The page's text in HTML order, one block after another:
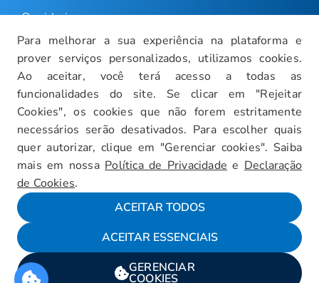
Para melhorar a sua experiência na plataforma e
prover serviços personalizados, utilizamos cookies.
Ao aceitar, você terá acesso a todas as
funcionalidades do site. Se clicar em "Rejeitar
Cookies", os cookies que não forem estritamente
necessários serão desativados. Para escolher quais
quer autorizar, clique em "Gerenciar cookies". Saiba
mais em nossa Política de Privacidade e Declaração
de Cookies.
ACEITAR TODOS
ACEITAR ESSENCIAIS
GERENCIAR
COOKIES
Ouvidoria
Carreiras
Intranet
Política de Privacidade
Documentos Institucionais
Faça um Tour Virtual
Blog
Mapa do Site
Fale conosco
Encarregado da LGPD